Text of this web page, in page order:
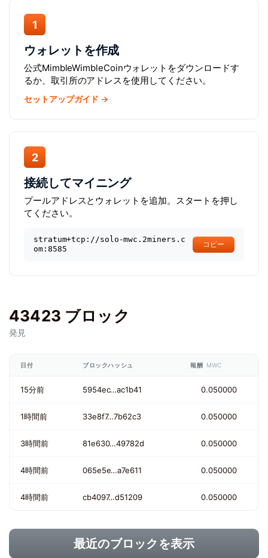
1
ウォレットを作成
公式MimbleWimbleCoinウォレットをダウンロードす
るか、取引所のアドレスを使用してください。
セットアップガイド →
2
接続してマイニング
プールアドレスとウォレットを追加。スタートを押し
てください。
stratum+tcp://solo-mwc.2miners.c
om:8585
コピー
43423 ブロック
発見
日付 ブロックハッシュ 報酬 MWC
15分前 5954ec…ac1b41 0.050000
1時間前 33e8f7…7b62c3 0.050000
3時間前 81e630…49782d 0.050000
4時間前 065e5e…a7e611 0.050000
4時間前 cb4097…d51209 0.050000
最近のブロックを表示